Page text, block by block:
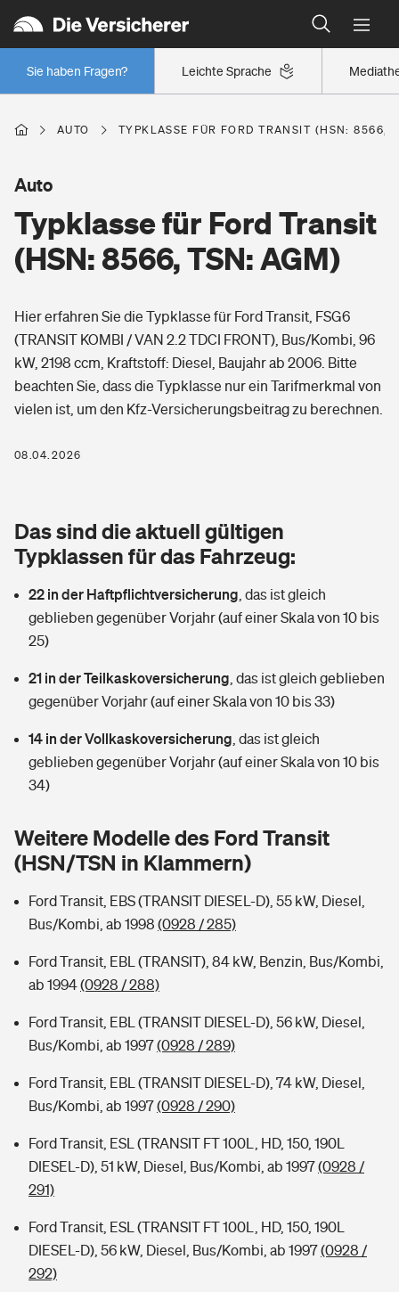
Leichte Sprache
Sie haben Fragen?
Wer versichert was: Jetzt Versicherer finden
Regionalklassen: So ist Ihre Region eingestuft
Wer versichert was: Jetzt Versicherer finden
Berufsunfähigkeitsversicherung
Erwerbsunfähigkeitsversicherung
Grundfähigkeitsversicherung
Arbeitsrechtsschutz
Berufshaftpflichtversicherung
Zur Übersicht
Tools
Wer versichert was: Jetzt Versicherer finden
Sie haben Fragen?
Wohnen
Glasversicherung
Mietkautionsversicherung
Restkreditversicherung
Tools
Hochwasser-Check: Wie gefährdet ist Ihr Haus?
Sie haben Fragen?
Freizeit
Pri­vate Haft­pflicht­
Kinderunfall­ver­si­che­rung
Kinderinvalidität
Hundehalter-Haftpflicht
Handyversicherung
Private Cyberversicherung
Zur Übersicht
Kinderunfall-Check: Mehr Sicherheit für deine Kids
Typklassen: So ist Ihr Auto eingestuft
Sie haben Fragen?
Gesundheit
Private Krankenversicherung
Dread-Disease-Versicherung
Tierkrankenversicherung
Zur Übersicht
Tools
Wer versichert was: Jetzt Versicherer finden
Rentenrechner: Wie viel Geld bekomme ich im Alter?
AUTO TYPKLASSE FÜR FORD TRANSIT (HSN: 8566,
Typklasse für Ford Transit
(HSN: 8566, TSN: AGM)
Auto
Hier erfahren Sie die Typklasse für Ford Transit, FSG6
(TRANSIT KOMBI / VAN 2.2 TDCI FRONT), Bus/Kombi, 96
kW, 2198 ccm, Kraftstoff: Diesel, Baujahr ab 2006. Bitte
beachten Sie, dass die Typklasse nur ein Tarifmerkmal von
vielen ist, um den Kfz-Versicherungsbeitrag zu berechnen.
08.04.2026
Das sind die aktuell gültigen
Typklassen für das Fahrzeug:
22 in der Haftpflichtversicherung das ist gleich
geblieben gegenüber Vorjahr (auf einer Skala von 10 bis
25)
21 in der Teilkaskoversicherung das ist gleich geblieben
gegenüber Vorjahr (auf einer Skala von 10 bis 33)
14 in der Vollkaskoversicherung das ist gleich
geblieben gegenüber Vorjahr (auf einer Skala von 10 bis
34)
Weitere Modelle des Ford Transit
(HSN/TSN in Klammern)
Ford Transit, EBS (TRANSIT DIESEL-D), 55 kW, Diesel,
Bus/Kombi, ab 1998 (0928 / 285)
Ford Transit, EBL (TRANSIT), 84 kW, Benzin, Bus/Kombi,
ab 1994(0928 / 288)
Ford Transit, EBL (TRANSIT DIESEL-D), 56 kW, Diesel,
Bus/Kombi, ab 1997(0928 / 289)
Ford Transit, EBL (TRANSIT DIESEL-D), 74 kW, Diesel,
Bus/Kombi, ab 1997(0928 / 290)
Ford Transit, ESL (TRANSIT FT 100L, HD, 150, 190L
DIESEL-D), 51 kW, Diesel, Bus/Kombi, ab 1997(0928 /
291)
Ford Transit, ESL (TRANSIT FT 100L, HD, 150, 190L
DIESEL-D), 56 kW, Diesel, Bus/Kombi, ab 1997(0928 /
292)